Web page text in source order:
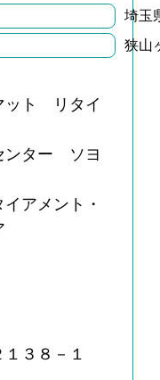
埼玉
狭山
ット リタイ
ンター ソヨ
アメント・
３８－１